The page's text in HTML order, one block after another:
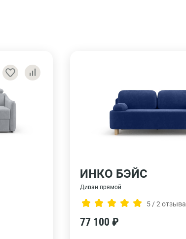
ИНКО БЭЙС
Диван прямой
5 / 2 отзыва
77 100 ₽